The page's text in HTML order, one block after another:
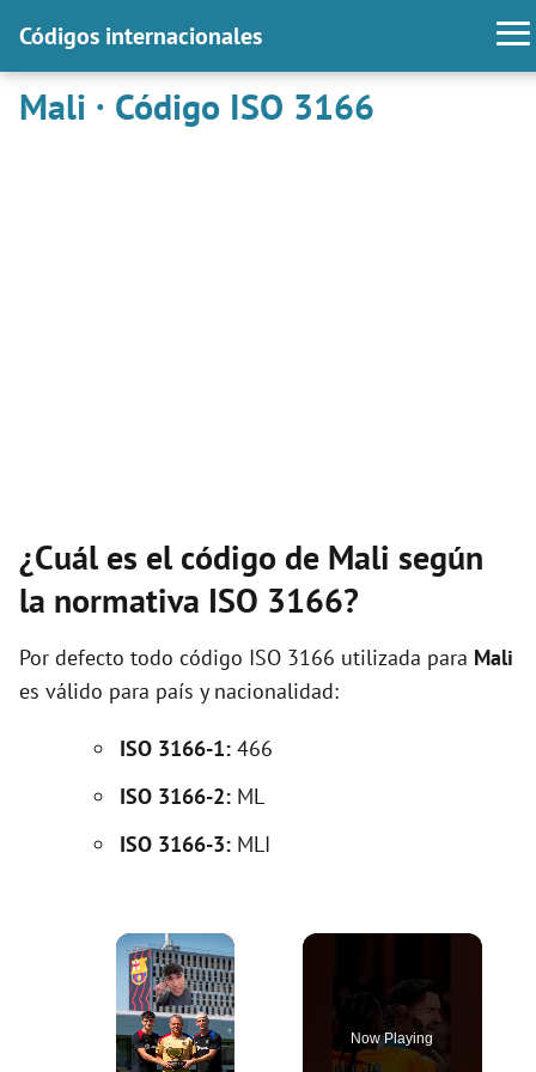
Códigos internacionales
Mali · Código ISO 3166
¿Cuál es el código de Mali según
la normativa ISO 3166?
Por defecto todo código ISO 3166 utilizada para Mali
es válido para país y nacionalidad:
ISO 3166-1: 466
ISO 3166-2: ML
ISO 3166-3: MLI
×
Now Playing